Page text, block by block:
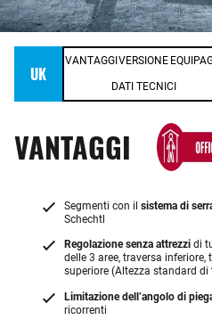
UK
VANTAGGI VERSIONE
DATI TECNICI
VANTAGGI
Segmenti con il sistema di
Schechtl
Regolazione senza attrezzi di
delle 3 aree, traversa
superiore (Altezza standard
Limitazione dell’angolo di
ricorrenti